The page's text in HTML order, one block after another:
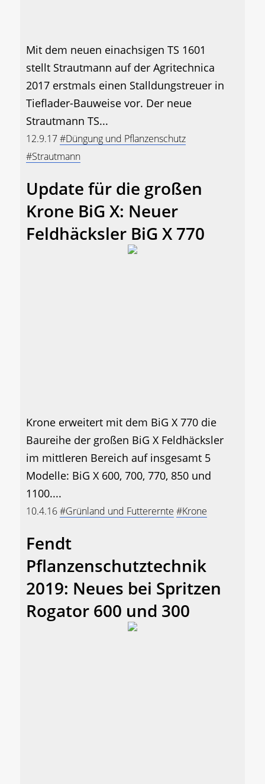
Mit dem neuen einachsigen TS 1601
stellt Strautmann auf der Agritechnica
2017 erstmals einen Stalldungstreuer in
Tieflader-Bauweise vor. Der neue
Strautmann TS...
12.9.17#Düngung und Pflanzenschutz
#Strautmann
Update für die großen
Krone BiG X: Neuer
Feldhäcksler BiG X 770
Krone erweitert mit dem BiG X 770 die
Baureihe der großen BiG X Feldhäcksler
im mittleren Bereich auf insgesamt 5
Modelle: BiG X 600, 700, 770, 850 und
1100....
10.4.16#Grünland und Futterernte #Krone
Fendt
Pflanzenschutztechnik
2019: Neues bei Spritzen
Rogator 600 und 300